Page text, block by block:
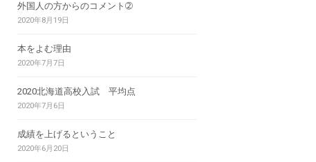
外国人の方からのコメント➁
2020年8月19日
本をよむ理由
2020年7月7日
2020北海道高校入試 平均点
2020年7月6日
成績を上げるということ
2020年6月20日